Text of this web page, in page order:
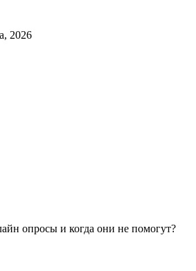
2026
опросы и когда они не помогут?